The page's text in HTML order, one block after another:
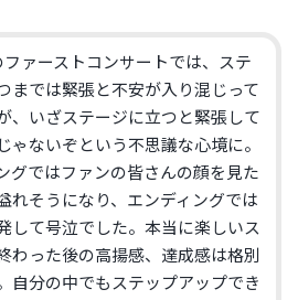
ファーストコンサートでは、ステ
までは緊張と不安が入り混じって
、いざステージに立つと緊張して
ゃないぞという不思議な心境に。
グではファンの皆さんの顔を見た
れそうになり、エンディングでは
して号泣でした。本当に楽しいス
わった後の高揚感、達成感は格別
自分の中でもステップアップでき